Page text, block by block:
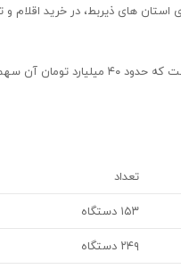
استان های ذیربط، در خرید اقلام و
تعداد
۱۵۳ دستگاه
۲۴۹ دستگاه